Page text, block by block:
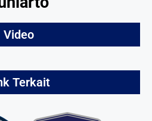
Video
Terkait